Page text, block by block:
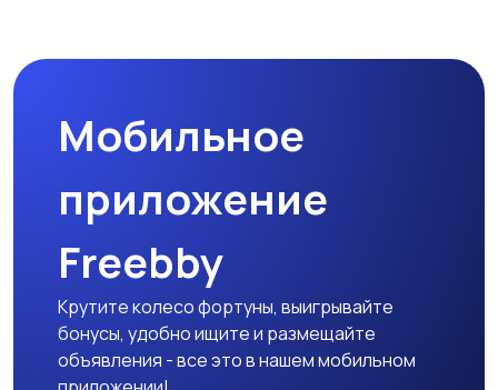
Мобильное
приложение
Freebby
Крутите колесо фортуны, выигрывайте
бонусы, удобно ищите и размещайте
объявления - все это в нашем мобильном